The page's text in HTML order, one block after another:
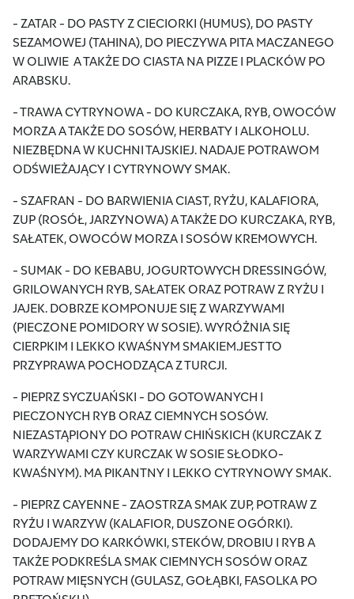
- ZATAR - DO PASTY Z CIECIORKI (HUMUS), DO PASTY
SEZAMOWEJ (TAHINA), DO PIECZYWA PITA MACZANEGO
W OLIWIE A TAKŻE DO CIASTA NA PIZZE I PLACKÓW PO
ARABSKU.
- TRAWA CYTRYNOWA - DO KURCZAKA, RYB, OWOCÓW
MORZA A TAKŻE DO SOSÓW, HERBATY I ALKOHOLU.
NIEZBĘDNA W KUCHNI TAJSKIEJ. NADAJE POTRAWOM
ODŚWIEŻAJĄCY I CYTRYNOWY SMAK.
- SZAFRAN - DO BARWIENIA CIAST, RYŻU, KALAFIORA,
ZUP (ROSÓŁ, JARZYNOWA) A TAKŻE DO KURCZAKA, RYB,
SAŁATEK, OWOCÓW MORZA I SOSÓW KREMOWYCH.
- SUMAK - DO KEBABU, JOGURTOWYCH DRESSINGÓW,
GRILOWANYCH RYB, SAŁATEK ORAZ POTRAW Z RYŻU I
JAJEK. DOBRZE KOMPONUJE SIĘ Z WARZYWAMI
(PIECZONE POMIDORY W SOSIE). WYRÓŻNIA SIĘ
CIERPKIM I LEKKO KWAŚNYM SMAKIEM.JEST TO
PRZYPRAWA POCHODZĄCA Z TURCJI.
- PIEPRZ SYCZUAŃSKI - DO GOTOWANYCH I
PIECZONYCH RYB ORAZ CIEMNYCH SOSÓW.
NIEZASTĄPIONY DO POTRAW CHIŃSKICH (KURCZAK Z
WARZYWAMI CZY KURCZAK W SOSIE SŁODKO-
KWAŚNYM). MA PIKANTNY I LEKKO CYTRYNOWY SMAK.
- PIEPRZ CAYENNE - ZAOSTRZA SMAK ZUP, POTRAW Z
RYŻU I WARZYW (KALAFIOR, DUSZONE OGÓRKI).
DODAJEMY DO KARKÓWKI, STEKÓW, DROBIU I RYB A
TAKŻE PODKREŚLA SMAK CIEMNYCH SOSÓW ORAZ
POTRAW MIĘSNYCH (GULASZ, GOŁĄBKI, FASOLKA PO